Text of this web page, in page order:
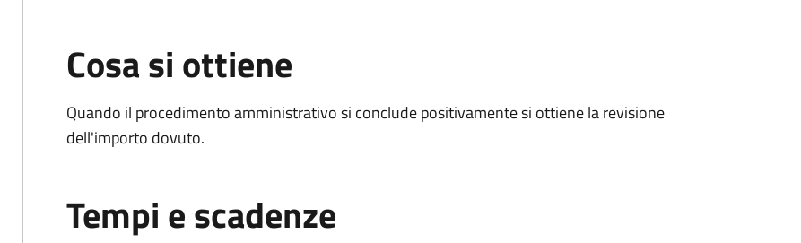
Cosa si ottiene
Quando il procedimento amministrativo si conclude positivamente si ottiene la revisione
dell'importo dovuto.
Tempi e scadenze